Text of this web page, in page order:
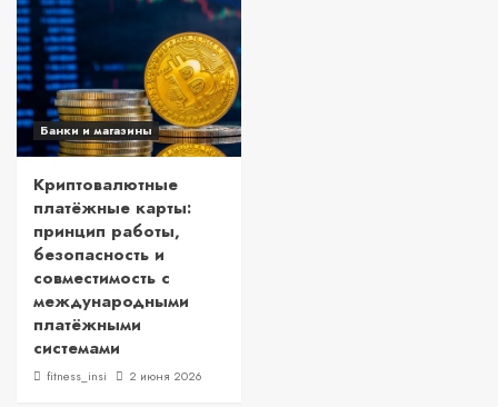
Банки и магазины
Криптовалютные
платёжные карты:
принцип работы,
безопасность и
совместимость с
международными
платёжными
системами
fitness_insi 2 июня 2026